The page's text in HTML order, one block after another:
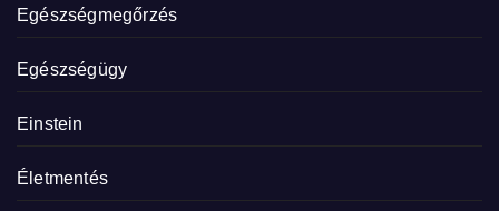
Egészségmegőrzés
Egészségügy
Einstein
Életmentés